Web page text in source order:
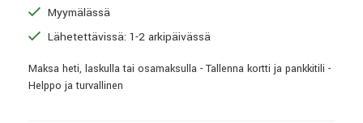
Myymälässä
Lähetettävissä: 1-2 arkipäivässä
Maksa heti, laskulla tai osamaksulla - Tallenna kortti ja pankkitili -
Helppo ja turvallinen